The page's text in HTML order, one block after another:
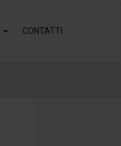
CONTATTI